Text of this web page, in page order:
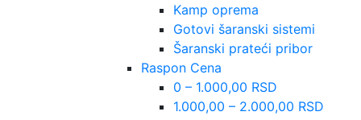
Kamp oprema
Gotovi šaranski sistemi
Šaranski prateći pribor
Raspon Cena
0 – 1.000,00 RSD
1.000,00 – 2.000,00 RSD